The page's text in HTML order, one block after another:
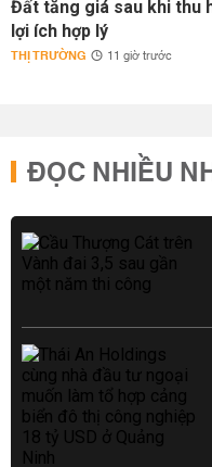
Đất tăng giá sau khi thu
lợi ích hợp lý
THỊ TRƯỜNG 11 giờ trước
ĐỌC NHIỀU